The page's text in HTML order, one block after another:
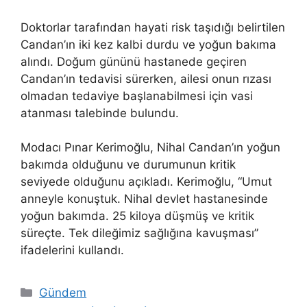
Doktorlar tarafından hayati risk taşıdığı belirtilen
Candan’ın iki kez kalbi durdu ve yoğun bakıma
alındı. Doğum gününü hastanede geçiren
Candan’ın tedavisi sürerken, ailesi onun rızası
olmadan tedaviye başlanabilmesi için vasi
atanması talebinde bulundu.
Modacı Pınar Kerimoğlu, Nihal Candan’ın yoğun
bakımda olduğunu ve durumunun kritik
seviyede olduğunu açıkladı. Kerimoğlu, “Umut
anneyle konuştuk. Nihal devlet hastanesinde
yoğun bakımda. 25 kiloya düşmüş ve kritik
süreçte. Tek dileğimiz sağlığına kavuşması”
ifadelerini kullandı.
Kategoriler
Gündem